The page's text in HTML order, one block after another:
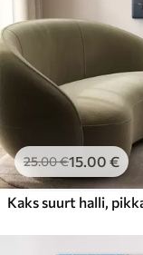
25.00€15.00 €